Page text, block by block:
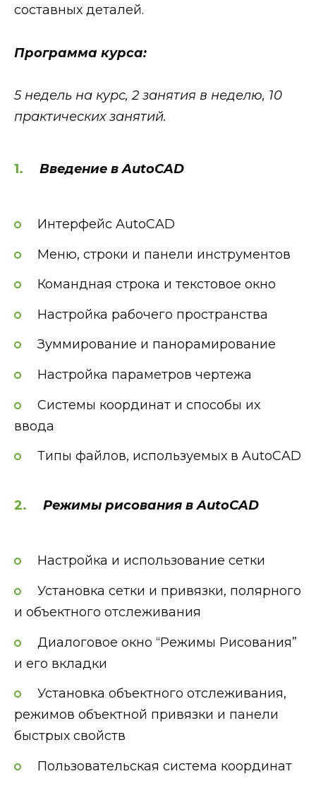
составных деталей.
Программа курса:
5 недель на курс, 2 занятия в неделю, 10
практических занятий.
Введение в AutoCAD
Интерфейс AutoCAD
Меню, строки и панели инструментов
Командная строка и текстовое окно
Настройка рабочего пространства
Зуммирование и панорамирование
Настройка параметров чертежа
Системы координат и способы их
ввода
Типы файлов, используемых в AutoCAD
Режимы рисования в AutoCAD
Настройка и использование сетки
Установка сетки и привязки, полярного
и объектного отслеживания
Диалоговое окно “Режимы Рисования”
и его вкладки
Установка объектного отслеживания,
режимов объектной привязки и панели
быстрых свойств
Пользовательская система координат